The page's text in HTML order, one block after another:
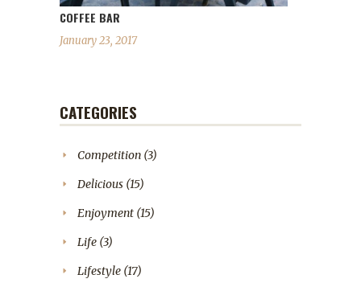
COFFEE BAR
January 23, 2017
CATEGORIES
Competition (3)
Delicious (15)
Enjoyment (15)
Life (3)
Lifestyle (17)